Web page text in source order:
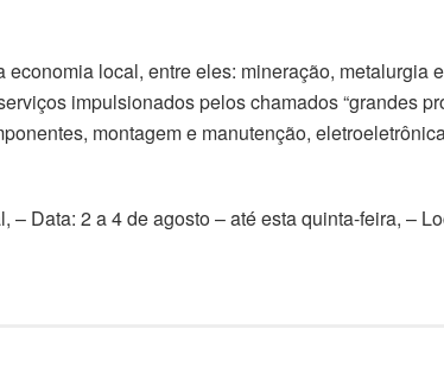
local, entre eles: mineração, metalurgia
impulsionados pelos chamados “grandes
montagem e manutenção,
Data: 2 a 4 de agosto – até esta quinta-feira, –